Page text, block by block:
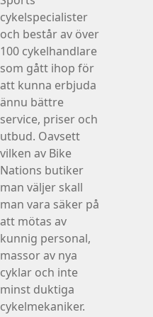
cykelspecialister
och består av över
100 cykelhandlare
som gått ihop för
att kunna erbjuda
ännu bättre
service, priser och
utbud. Oavsett
vilken av Bike
Nations butiker
man väljer skall
man vara säker på
att mötas av
kunnig personal,
massor av nya
cyklar och inte
minst duktiga
cykelmekaniker.